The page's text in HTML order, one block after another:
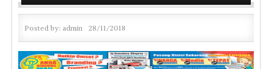
Posted by: admin 28/11/2018